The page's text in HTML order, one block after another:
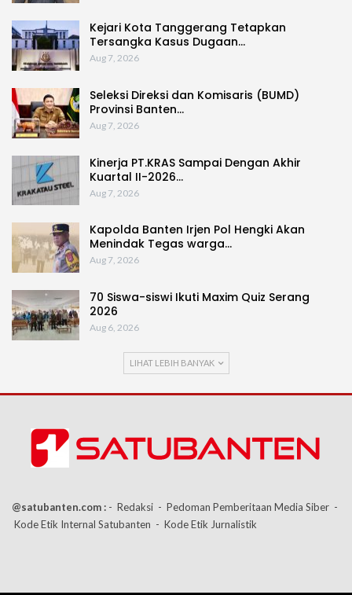
Kejari Kota Tanggerang Tetapkan
Tersangka Kasus Dugaan…
Aug 7, 2026
Seleksi Direksi dan Komisaris (BUMD)
Provinsi Banten…
Aug 7, 2026
Kinerja PT.KRAS Sampai Dengan Akhir
Kuartal II-2026…
Aug 7, 2026
Kapolda Banten Irjen Pol Hengki Akan
Menindak Tegas warga…
Aug 7, 2026
70 Siswa-siswi Ikuti Maxim Quiz Serang
2026
Aug 6, 2026
LIHAT LEBIH BANYAK
@satubanten.com : - Redaksi - Pedoman Pemberitaan Media Siber -
Kode Etik Internal Satubanten - Kode Etik Jurnalistik